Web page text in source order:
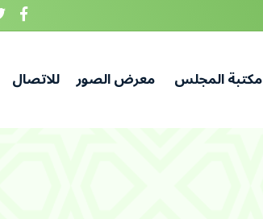
مكتبة المجلس معرض الصور للاتصال